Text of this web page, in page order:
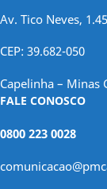
Av. Tico Neves,
CEP: 39.682-050
Capelinha – Minas
FALE CONOSCO
0800 223 0028